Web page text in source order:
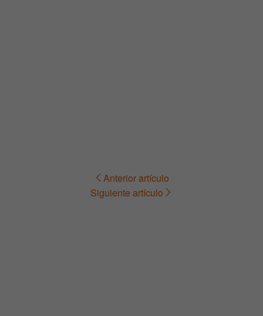
Navegación Anterior artículo
Siguiente artículo